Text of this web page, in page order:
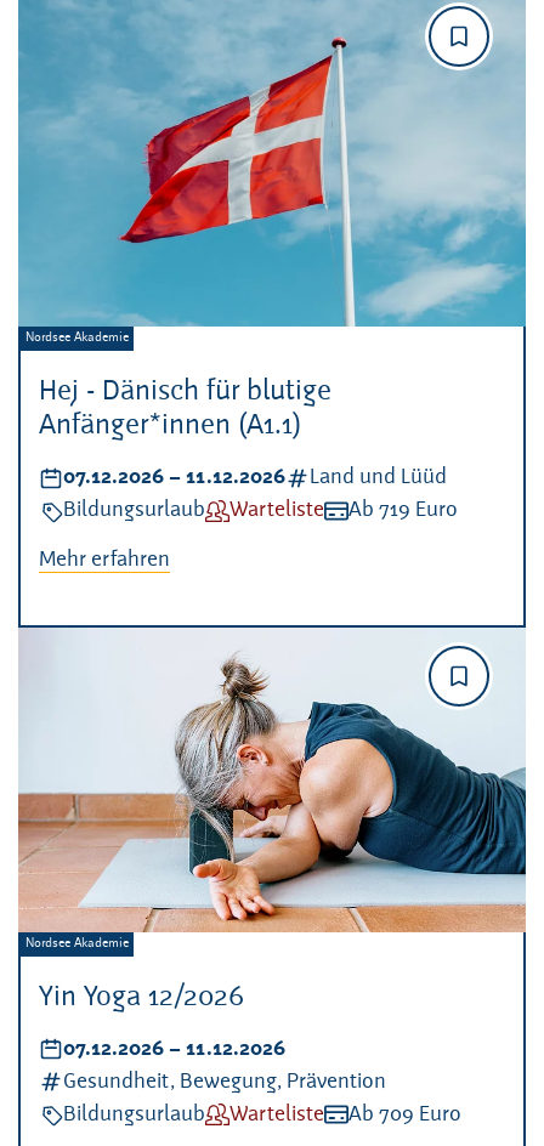
Hej - Dänisch für blutige
Anfänger*innen (A1.1)
Veranstalter:
Nordsee Akademie
Datum:
07.12.2026 – bis
11.12.2026Kategorien:
Land und Lüüd
Veranstaltungsart:
BildungsurlaubVerfügbarkeit:
WartelisteKosten:
Ab 719 Euro
Mehr erfahren
Yin Yoga 12/2026
Veranstalter:
Nordsee Akademie
Datum:
07.12.2026 – bis
11.12.2026
Kategorien:
Gesundheit, Bewegung, Prävention
Veranstaltungsart:
BildungsurlaubVerfügbarkeit:
WartelisteKosten:
Ab 709 Euro